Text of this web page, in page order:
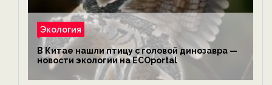
Экология
В Китае нашли птицу с головой динозавра —
новости экологии на ECOportal